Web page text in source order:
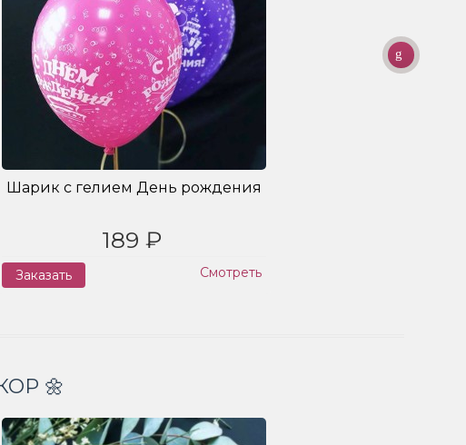
Шарик с гелием День рождения
189 ₽
Заказать Смотреть
🌼